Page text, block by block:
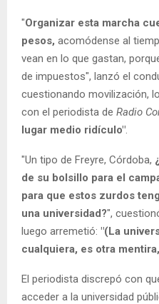
"Organizar esta marcha
pesos, acomódense al
vean en lo que gastan,
de impuestos", lanzó el
cuestionando movilización,
con el periodista de Radio
lugar medio ridículo".
"Un tipo de Freyre, Córdoba,
de su bolsillo para el
para que estos zurdos
una universidad?",
luego arremetió: "(La
cualquiera, es otra
El periodista discrepó con
acceder a la universidad